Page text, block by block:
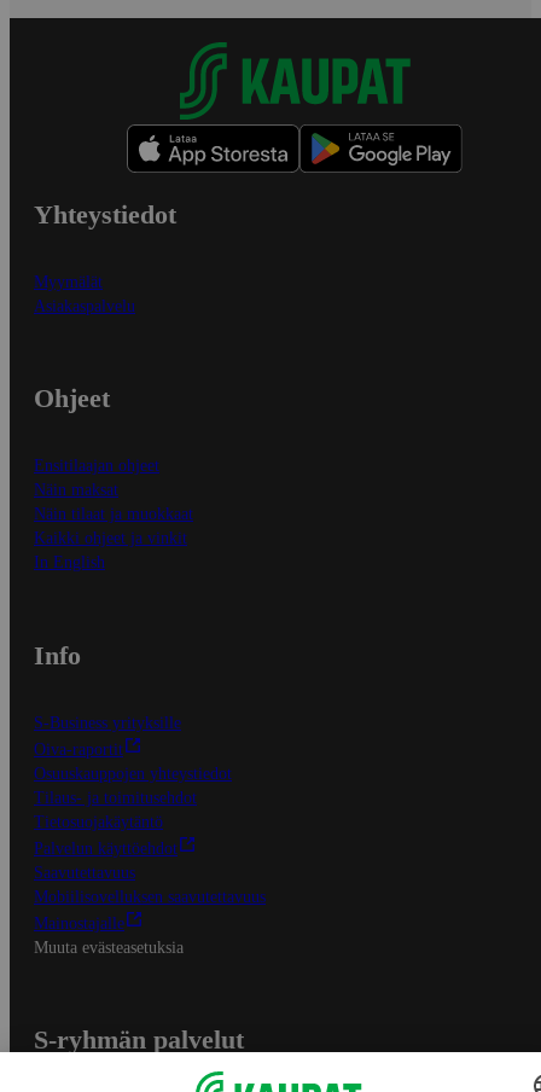
Yhteystiedot
Myymälät
Asiakaspalvelu
Ohjeet
Ensitilaajan ohjeet
Näin maksat
Näin tilaat ja muokkaat
Kaikki ohjeet ja vinkit
In English
Info
S-Business yrityksille
Oiva-raportit
Osuuskauppojen yhteystiedot
Tilaus- ja toimitusehdot
Tietosuojakäytäntö
Palvelun käyttöehdot
Saavutettavuus
Mobiilisovelluksen saavutettavuus
Mainostajalle
Muuta evästeasetuksia
S-ryhmän palvelut